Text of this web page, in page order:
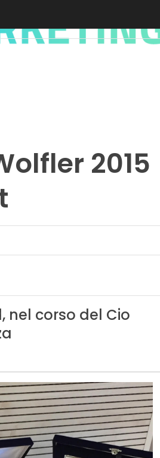
2015
nel corso del Cio